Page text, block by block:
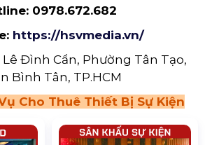
0978.672.682
https://hsvmedia.vn/
Lê Đình Cẩn, Phường Tân Tạo,
Bình Tân, TP.HCM
Cho Thuê Thiết Bị Sự Kiện